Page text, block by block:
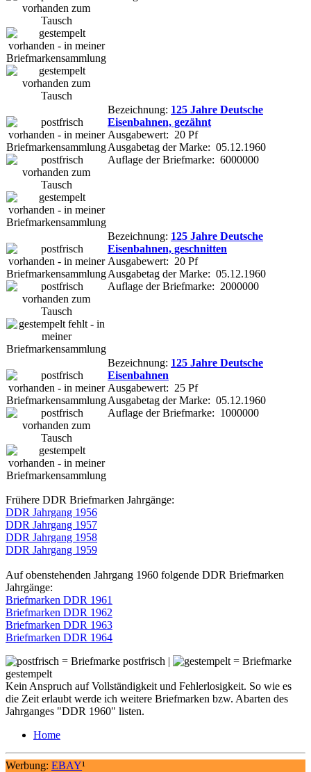
Bezeichnung: 125 Jahre Deutsche
Eisenbahnen, gezähnt
Ausgabewert: 20 Pf
Ausgabetag der Marke: 05.12.1960
Auflage der Briefmarke: 6000000
Bezeichnung: 125 Jahre Deutsche
Eisenbahnen, geschnitten
Ausgabewert: 20 Pf
Ausgabetag der Marke: 05.12.1960
Auflage der Briefmarke: 2000000
Bezeichnung: 125 Jahre Deutsche
Eisenbahnen
Ausgabewert: 25 Pf
Ausgabetag der Marke: 05.12.1960
Auflage der Briefmarke: 1000000
Frühere DDR Briefmarken Jahrgänge:
DDR Jahrgang 1956
DDR Jahrgang 1957
DDR Jahrgang 1958
DDR Jahrgang 1959
Auf obenstehenden Jahrgang 1960 folgende DDR Briefmarken
Jahrgänge:
Briefmarken DDR 1961
Briefmarken DDR 1962
Briefmarken DDR 1963
Briefmarken DDR 1964
= Briefmarke postfrisch |
= Briefmarke
gestempelt
Kein Anspruch auf Vollständigkeit und Fehlerlosigkeit. So wie es
die Zeit erlaubt werde ich weitere Briefmarken bzw. Abarten des
Jahrganges "DDR 1960" listen.
Home
Werbung: EBAY¹